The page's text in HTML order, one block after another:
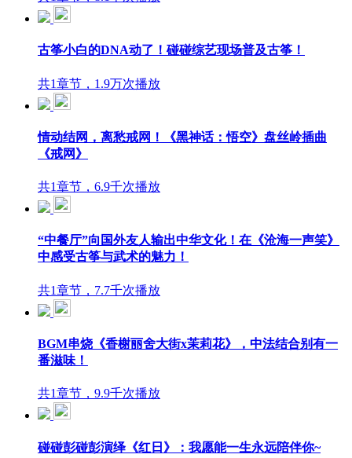
古筝小白的DNA动了！碰碰综艺现场普及古筝！
共1章节，1.9万次播放
情动结网，离愁戒网！《黑神话：悟空》盘丝岭插曲
《戒网》
共1章节，6.9千次播放
“中餐厅”向国外友人输出中华文化！在《沧海一声笑》
中感受古筝与武术的魅力！
共1章节，7.7千次播放
BGM串烧《香榭丽舍大街x茉莉花》，中法结合别有一
番滋味！
共1章节，9.9千次播放
碰碰彭碰彭演绎《红日》：我愿能一生永远陪伴你~